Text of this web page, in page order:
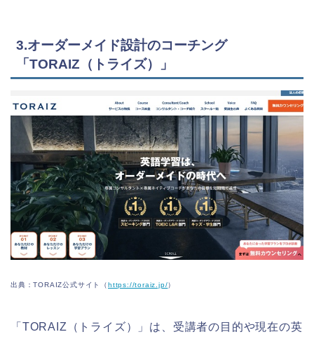
3.オーダーメイド設計のコーチング
「TORAIZ（トライズ）」
出典：TORAIZ公式サイト（https://toraiz.jp/）
「TORAIZ（トライズ）」は、受講者の目的や現在の英